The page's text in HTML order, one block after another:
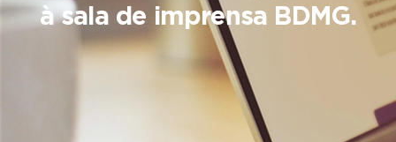
à sala de imprensa BDMG.